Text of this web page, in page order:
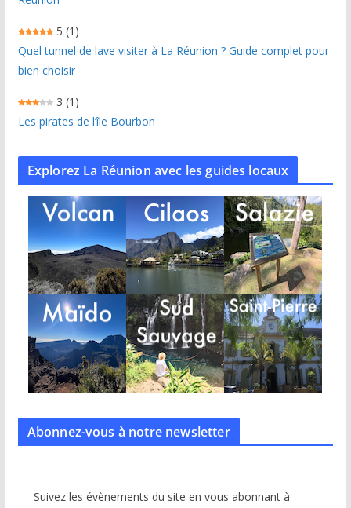
5 (1)
Quel tunnel de lave visiter à La Réunion ? Guide complet pour
bien choisir
3 (1)
Les pirates de l’île Bourbon
Explorez La Réunion avec les guides locaux
Abonnez-vous à notre newsletter
Suivez les évènements du site en vous abonnant à